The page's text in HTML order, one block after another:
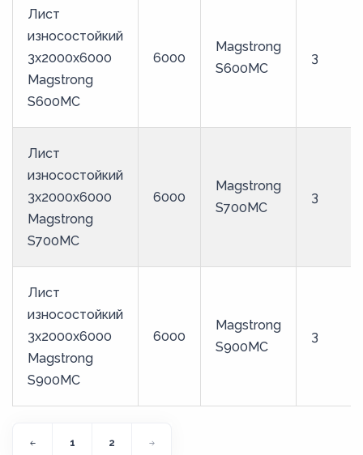
Лист
износостойкий
3x2000x6000
Magstrong
S600MC
6000
Magstrong
S600MC
3
Лист
износостойкий
3x2000x6000
Magstrong
S700MC
6000
Magstrong
S700MC
3
Лист
износостойкий
3x2000x6000
Magstrong
S900MC
6000
Magstrong
S900MC
3
1 2